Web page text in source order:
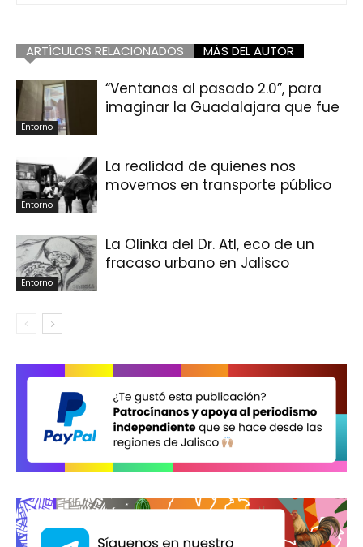
ARTÍCULOS RELACIONADOS MÁS DEL AUTOR
Entorno
“Ventanas al pasado 2.0”, para
imaginar la Guadalajara que fue
Entorno
La realidad de quienes nos
movemos en transporte público
Entorno
La Olinka del Dr. Atl, eco de un
fracaso urbano en Jalisco